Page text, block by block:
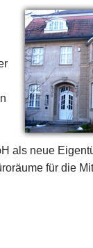
als neue
für die